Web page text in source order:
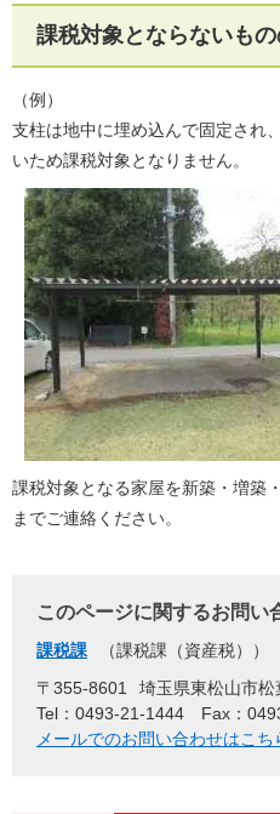
課税対象とならないもの
（例）
支柱は地中に埋め込んで固定され
いため課税対象となりません。
課税対象となる家屋を新築・増築
までご連絡ください。
このページに関するお問い
課税課
課税課（資産税）
〒355-8601
埼玉県東松山市
Tel：0493-21-1444
Fax：
メールでのお問い合わせはこち